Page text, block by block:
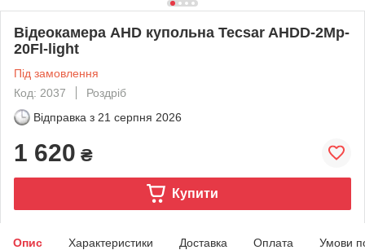
Відеокамера AHD купольна Tecsar AHDD-2Mp-
20Fl-light
Під замовлення
Код: 2037
Роздріб
Відправка з 21 серпня 2026
1 620 ₴
Купити
Опис Характеристики Доставка Оплата Умови